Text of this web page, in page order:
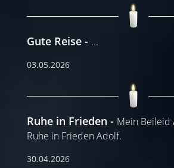
Gute Reise ...
03.05.2026
Ruhe in Frieden
Mein Beileid
Ruhe in Frieden Adolf.
30.04.2026